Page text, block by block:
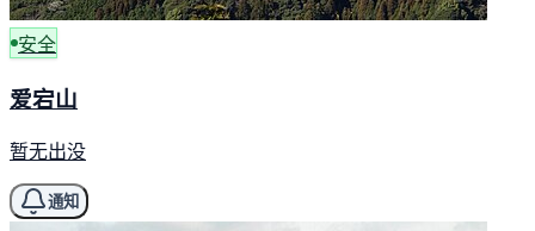
安全
爱宕山
暂无出没
通知